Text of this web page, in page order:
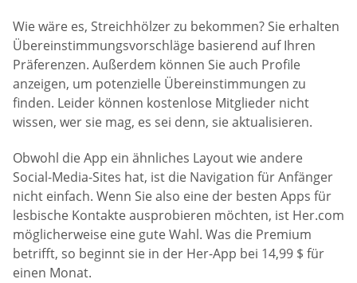
Wie wäre es, Streichhölzer zu bekommen? Sie erhalten
Übereinstimmungsvorschläge basierend auf Ihren
Präferenzen. Außerdem können Sie auch Profile
anzeigen, um potenzielle Übereinstimmungen zu
finden. Leider können kostenlose Mitglieder nicht
wissen, wer sie mag, es sei denn, sie aktualisieren.
Obwohl die App ein ähnliches Layout wie andere
Social-Media-Sites hat, ist die Navigation für Anfänger
nicht einfach. Wenn Sie also eine der besten Apps für
lesbische Kontakte ausprobieren möchten, ist Her.com
möglicherweise eine gute Wahl. Was die Premium
betrifft, so beginnt sie in der Her-App bei 14,99 $ für
einen Monat.